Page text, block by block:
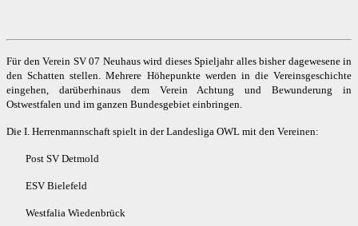
Für den Verein SV 07 Neuhaus wird dieses Spieljahr alles bisher dagewesene in
den Schatten stellen. Mehrere Höhepunkte werden in die Vereinsgeschichte
eingehen, darüberhinaus dem Verein Achtung und Bewunderung in
Ostwestfalen und im ganzen Bundesgebiet einbringen.
Die I. Herrenmannschaft spielt in der Landesliga OWL mit den Vereinen:
Post SV Detmold
ESV Bielefeld
Westfalia Wiedenbrück